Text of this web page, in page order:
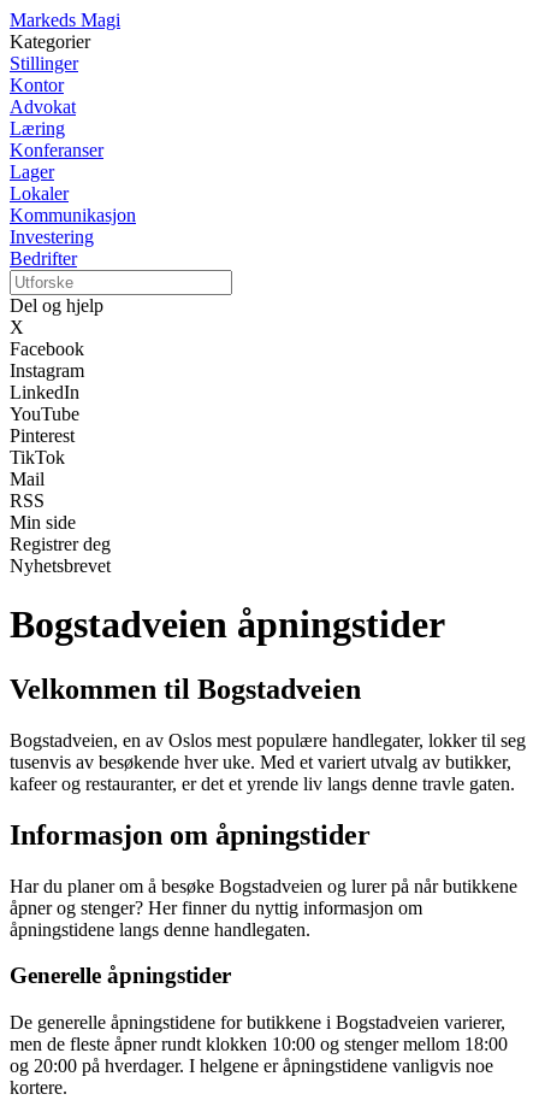
Markeds Magi
Kategorier
Stillinger
Kontor
Advokat
Læring
Konferanser
Lager
Lokaler
Kommunikasjon
Investering
Bedrifter
Del og hjelp
X
Facebook
Instagram
LinkedIn
YouTube
Pinterest
TikTok
Mail
RSS
Min side
Registrer deg
Nyhetsbrevet
Bogstadveien åpningstider
Velkommen til Bogstadveien
Bogstadveien, en av Oslos mest populære handlegater, lokker til seg
tusenvis av besøkende hver uke. Med et variert utvalg av butikker,
kafeer og restauranter, er det et yrende liv langs denne travle gaten.
Informasjon om åpningstider
Har du planer om å besøke Bogstadveien og lurer på når butikkene
åpner og stenger? Her finner du nyttig informasjon om
åpningstidene langs denne handlegaten.
Generelle åpningstider
De generelle åpningstidene for butikkene i Bogstadveien varierer,
men de fleste åpner rundt klokken 10:00 og stenger mellom 18:00
og 20:00 på hverdager. I helgene er åpningstidene vanligvis noe
kortere.